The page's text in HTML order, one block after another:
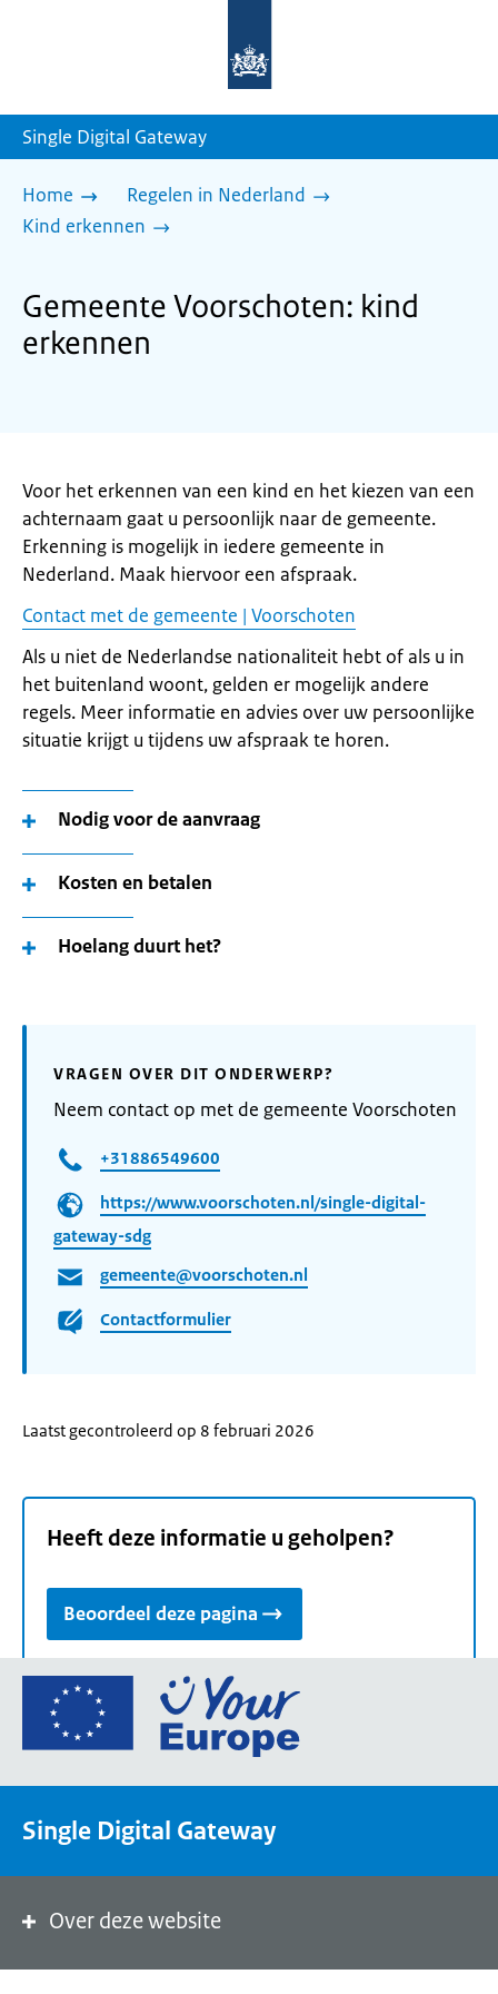
homepage
Single Digital Gateway
Home
Regelen in Nederland
Kind erkennen
Gemeente Voorschoten: kind
erkennen
Voor het erkennen van een kind en het kiezen van een
achternaam gaat u persoonlijk naar de gemeente.
Erkenning is mogelijk in iedere gemeente in
Nederland. Maak hiervoor een afspraak.
Contact met de gemeente | Voorschoten
Als u niet de Nederlandse nationaliteit hebt of als u in
het buitenland woont, gelden er mogelijk andere
regels. Meer informatie en advies over uw persoonlijke
situatie krijgt u tijdens uw afspraak te horen.
Nodig voor de aanvraag
Kosten en betalen
Hoelang duurt het?
VRAGEN OVER DIT ONDERWERP?
Neem contact op met de gemeente Voorschoten
+31886549600
https://www.voorschoten.nl/single-digital-
gateway-sdg
gemeente@voorschoten.nl
Contactformulier
Laatst gecontroleerd op 8 februari 2026
Heeft deze informatie u geholpen?
Beoordeel deze pagina
Ga
de
een
de
Single Digital Gateway
Over deze website